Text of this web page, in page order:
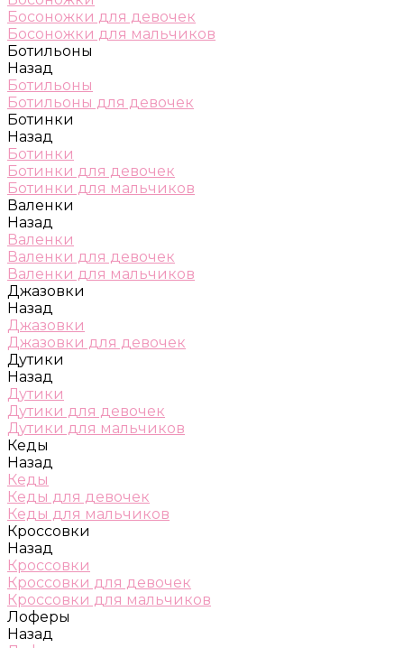
Босоножки для девочек
Босоножки для мальчиков
Ботильоны
Назад
Ботильоны
Ботильоны для девочек
Ботинки
Назад
Ботинки
Ботинки для девочек
Ботинки для мальчиков
Валенки
Назад
Валенки
Валенки для девочек
Валенки для мальчиков
Джазовки
Назад
Джазовки
Джазовки для девочек
Дутики
Назад
Дутики
Дутики для девочек
Дутики для мальчиков
Кеды
Назад
Кеды
Кеды для девочек
Кеды для мальчиков
Кроссовки
Назад
Кроссовки
Кроссовки для девочек
Кроссовки для мальчиков
Лоферы
Назад